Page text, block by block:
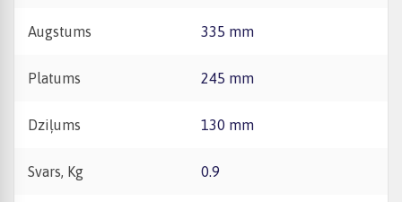
Augstums 335 mm
Platums 245 mm
Dziļums 130 mm
Svars, Kg 0.9